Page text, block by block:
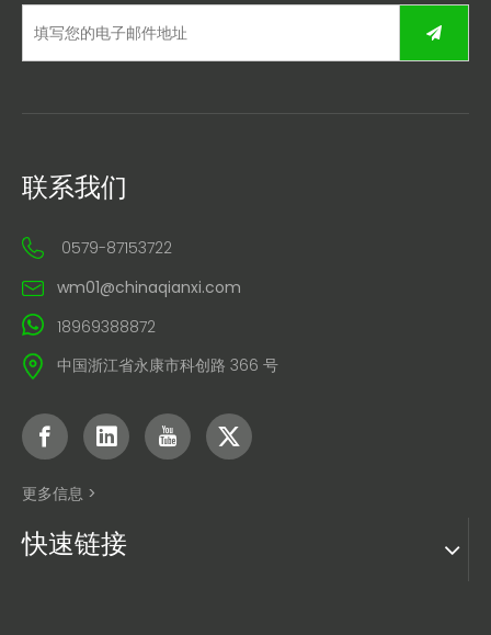
联系我们
0579-87153722
wm01@chinaqianxi.com
18969388872
中国浙江省永康市科创路 366 号
更多信息 >
快速链接